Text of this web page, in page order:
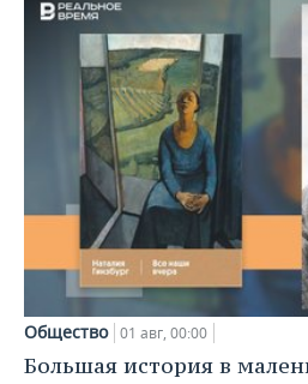
Общество 01 авг, 00:00
Большая история в